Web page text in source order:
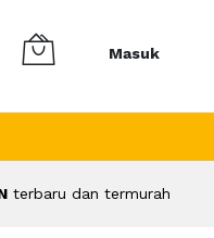
Masuk
terbaru dan termurah